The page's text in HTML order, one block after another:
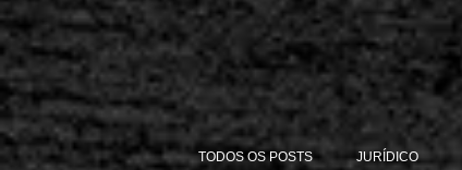
TODOS OS POSTS JURÍDICO